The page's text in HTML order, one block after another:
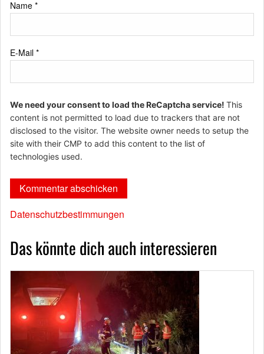
Name *
E-Mail *
We need your consent to load the ReCaptcha service! This
content is not permitted to load due to trackers that are not
disclosed to the visitor. The website owner needs to setup the
site with their CMP to add this content to the list of
technologies used.
Datenschutzbestimmungen
Das könnte dich auch interessieren